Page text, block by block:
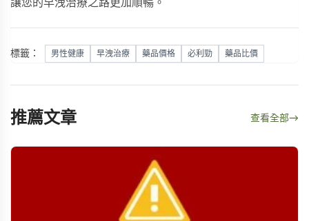
讓您的早洩治療之路更加順暢。
標籤： 男性健康 早洩治療 藥品價格 必利勁 藥品比價
推薦文章 查看全部→